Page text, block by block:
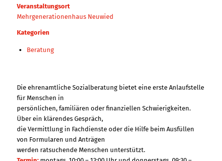
Veranstaltungsort
Mehrgenerationenhaus Neuwied
Kategorien
Beratung
Die ehrenamtliche Sozialberatung bietet eine erste Anlaufstelle
für Menschen in
persönlichen, familiären oder finanziellen Schwierigkeiten.
Über ein klärendes Gespräch,
die Vermittlung in Fachdienste oder die Hilfe beim Ausfüllen
von Formularen und Anträgen
werden ratsuchende Menschen unterstützt.